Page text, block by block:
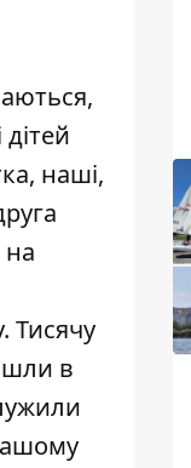
наші,
на
Тисячу
в